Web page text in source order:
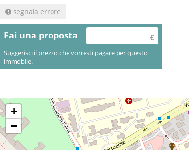
segnala errore
Fai una proposta
Suggerisci il prezzo che vorresti pagare per questo
immobile.
+
−